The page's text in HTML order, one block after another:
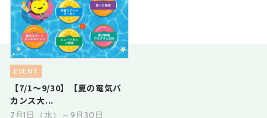
EVENT
【7/1～9/30】【夏の電気バ
カンス大...
7月1日（水）～9月30日